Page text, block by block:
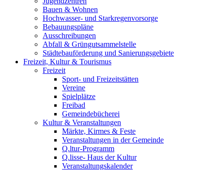
Bauen & Wohnen
Hochwasser- und Starkregenvorsorge
Bebauungspläne
Ausschreibungen
Abfall & Grüngutsammelstelle
Städtebauförderung und Sanierungsgebiete
Freizeit, Kultur & Tourismus
Freizeit
Sport- und Freizeitstätten
Vereine
Spielplätze
Freibad
Gemeindebücherei
Kultur & Veranstaltungen
Märkte, Kirmes & Feste
Veranstaltungen in der Gemeinde
Q.ltur-Programm
Q.lisse- Haus der Kultur
Veranstaltungskalender